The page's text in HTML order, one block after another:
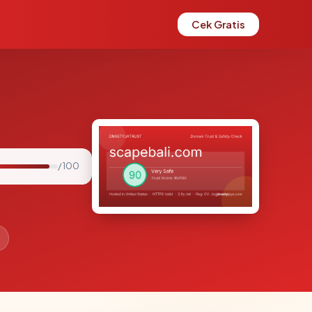
Cek Gratis
/ 100